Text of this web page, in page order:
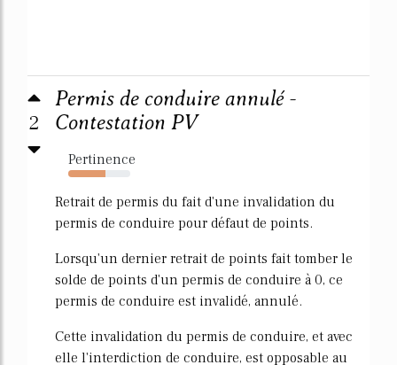
2
Permis de conduire annulé -
Contestation PV
Pertinence
60%
Retrait de permis du fait d'une invalidation du
permis de conduire pour défaut de points.
Lorsqu'un dernier retrait de points fait tomber le
solde de points d'un permis de conduire à 0, ce
permis de conduire est invalidé, annulé.
Cette invalidation du permis de conduire, et avec
elle l'interdiction de conduire, est opposable au